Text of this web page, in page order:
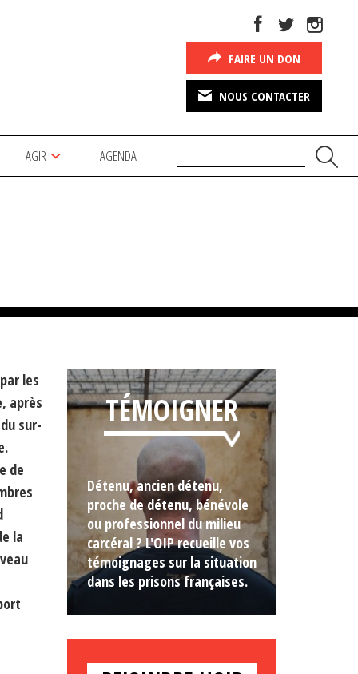
FAIRE UN DON
NOUS CONTACTER
AGIR AGENDA
les
après
sur-
de
la
TÉMOIGNER
Détenu, ancien détenu,
proche de détenu, bénévole
ou professionnel du milieu
carcéral ? L'OIP recueille vos
témoignages sur la situation
dans les prisons françaises.